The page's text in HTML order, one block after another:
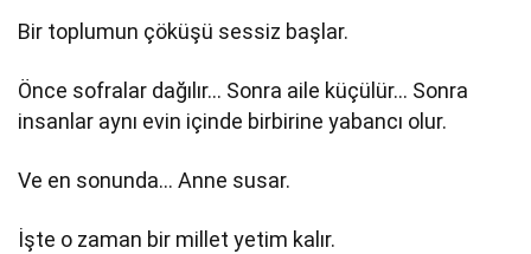
Bir toplumun çöküşü sessiz başlar.
Önce sofralar dağılır… Sonra aile küçülür… Sonra
insanlar aynı evin içinde birbirine yabancı olur.
Ve en sonunda… Anne susar.
İşte o zaman bir millet yetim kalır.